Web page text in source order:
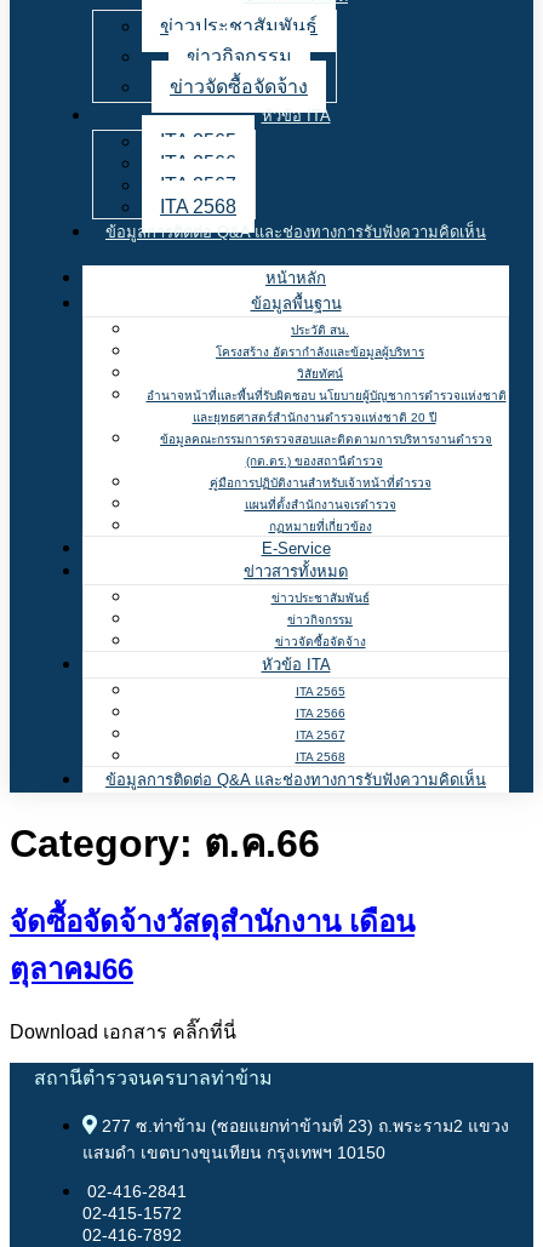
ข่าวประชาสัมพันธ์
ข่าวกิจกรรม
ข่าวจัดซื้อจัดจ้าง
หัวข้อ ITA
ITA 2565
ITA 2566
ITA 2567
ITA 2568
ข้อมูลการติดต่อ Q&A และช่องทางการรับฟังความคิดเห็น
หน้าหลัก
ข้อมูลพื้นฐาน
ประวัติ สน.
โครงสร้าง อัตรากำลังและข้อมูลผู้บริหาร
วิสัยทัศน์
อำนาจหน้าที่และพื้นที่รับผิดชอบ นโยบายผู้บัญชาการตำรวจแห่งชาติ
และยุทธศาสตร์สำนักงานตำรวจแห่งชาติ 20 ปี
ข้อมูลคณะกรรมการตรวจสอบและติดตามการบริหารงานตำรวจ
(กต.ตร.) ของสถานีตำรวจ
คู่มือการปฏิบัติงานสำหรับเจ้าหน้าที่ตำรวจ
แผนที่ตั้งสำนักงานจเรตำรวจ
กฏหมายที่เกี่ยวข้อง
E-Service
ข่าวสารทั้งหมด
ข่าวประชาสัมพันธ์
ข่าวกิจกรรม
ข่าวจัดซื้อจัดจ้าง
หัวข้อ ITA
ITA 2565
ITA 2566
ITA 2567
ITA 2568
ข้อมูลการติดต่อ Q&A และช่องทางการรับฟังความคิดเห็น
Category: ต.ค.66
จัดซื้อจัดจ้างวัสดุสำนักงาน เดือน
ตุลาคม66
Download เอกสาร คลิ๊กที่นี่
สถานีตำรวจนครบาลท่าข้าม
277 ซ.ท่าข้าม (ซอยแยกท่าข้ามที่ 23) ถ.พระราม2 แขวง
แสมดำ เขตบางขุนเทียน กรุงเทพฯ 10150
02-416-2841
02-415-1572
02-416-7892